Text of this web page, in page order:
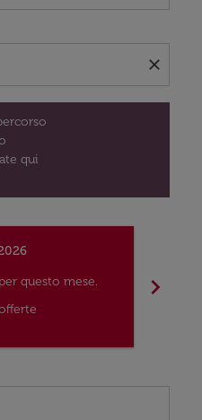
close
qui
questo mese.
chevron_right